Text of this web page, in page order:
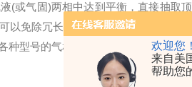
欢迎您！
来自美
帮助您
(或气固)两相中达到平衡，直接抽取
以免除冗长繁琐的样品前处理过程，
型号的气相色谱仪相连接。